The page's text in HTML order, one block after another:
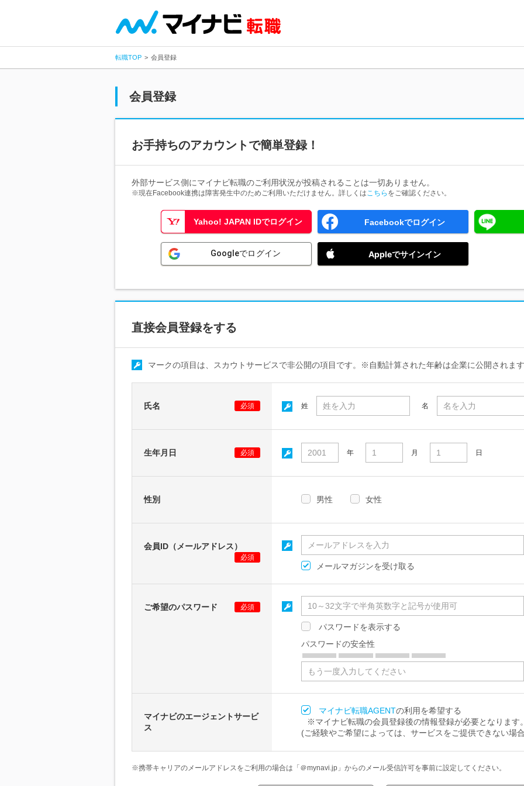
転職TOP 会員登録
会員登録
お手持ちのアカウントで簡単登録！
外部サービス側にマイナビ転職のご利用状況が投稿されることは一切ありません。
※現在Facebook連携は障害発生中のためご利用いただけません。詳しくはこちら をご確認ください。
Yahoo! JAPAN IDでログイン Facebookでログイン
Googleでログイン Appleでサインイン
直接会員登録をする
マークの項目は、スカウトサービスで非公開の項目です。※自動計算された年齢は企業に公開されま
氏名 必須 姓 名
生年月日 必須 年 月 日
性別 男性 女性
会員ID（メールアドレス）
必須
メールマガジンを受け取る
ご希望のパスワード 必須
パスワードを表示する
パスワードの安全性
マイナビのエージェントサービ
ス
マイナビ転職AGENTの利用を希望する
※マイナビ転職の会員登録後の情報登録が必要となります
(ご経験やご希望によっては、サービスをご提供できない場
※携帯キャリアのメールアドレスをご利用の場合は「＠mynavi.jp」からのメール受信許可を事前に設定してください。